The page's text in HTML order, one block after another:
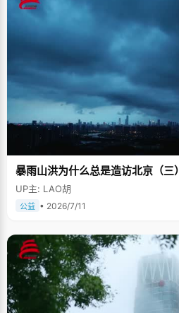
暴雨山洪为什么总是造访北京（三）
UP主: LAO胡
公益 • 2026/7/11